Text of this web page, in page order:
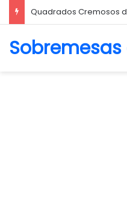
Quadrados Cremosos